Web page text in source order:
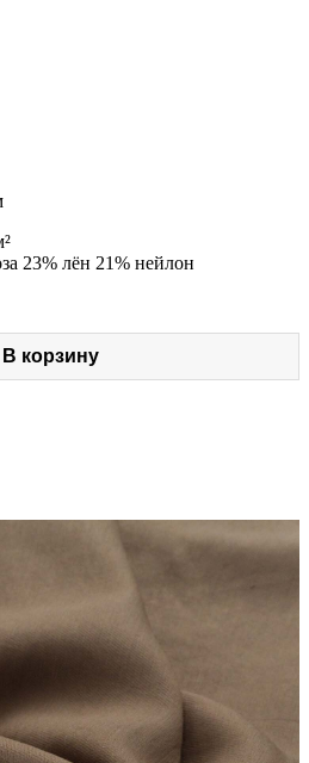
23% лён 21% нейлон
В корзину